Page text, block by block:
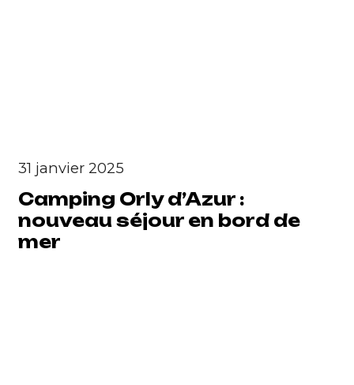
31 janvier 2025
Camping Orly d’Azur :
nouveau séjour en bord de
mer